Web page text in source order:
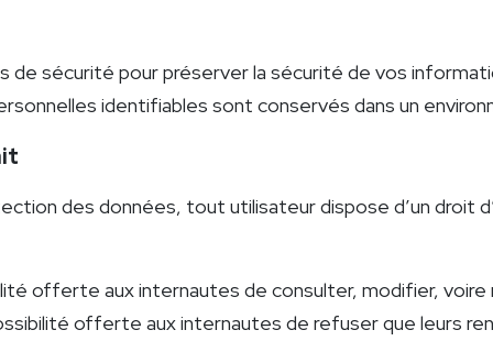
sécurité pour préserver la sécurité de vos
identifiables sont conservés dans un
des données, tout utilisateur dispose d’un droit
offerte aux internautes de consulter, modifier,
offerte aux internautes de refuser que leurs